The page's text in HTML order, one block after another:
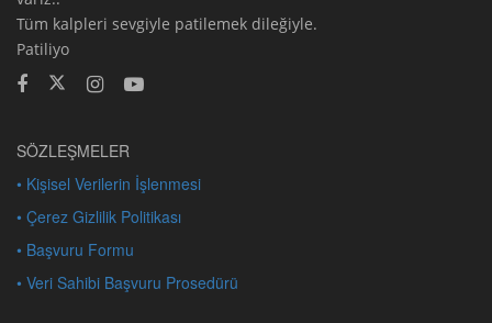
Tüm kalpleri sevgiyle patilemek dileğiyle.
Patiliyo
SÖZLEŞMELER
• Kişisel Verilerin İşlenmesi
• Çerez Gizlilik Politikası
• Başvuru Formu
• Veri Sahibi Başvuru Prosedürü